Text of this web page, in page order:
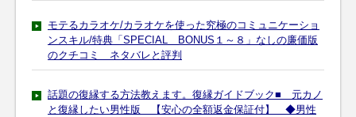
モテるカラオケ/カラオケを使った究極のコミュニケーショ
ンスキル/特典「SPECIAL BONUS１～８」なしの廉価版
のクチコミ ネタバレと評判
話題の復縁する方法教えます。復縁ガイドブック■ 元カノ
と復縁したい男性版 【安心の全額返金保証付】 ◆男性